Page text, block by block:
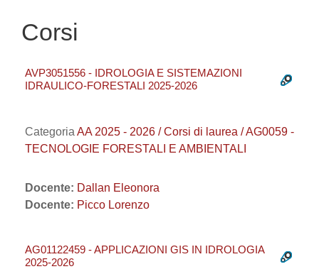
Corsi
AVP3051556 - IDROLOGIA E SISTEMAZIONI
IDRAULICO-FORESTALI 2025-2026
Categoria AA 2025 - 2026 / Corsi di laurea / AG0059 -
TECNOLOGIE FORESTALI E AMBIENTALI
Docente: Dallan Eleonora
Docente: Picco Lorenzo
AG01122459 - APPLICAZIONI GIS IN IDROLOGIA
2025-2026